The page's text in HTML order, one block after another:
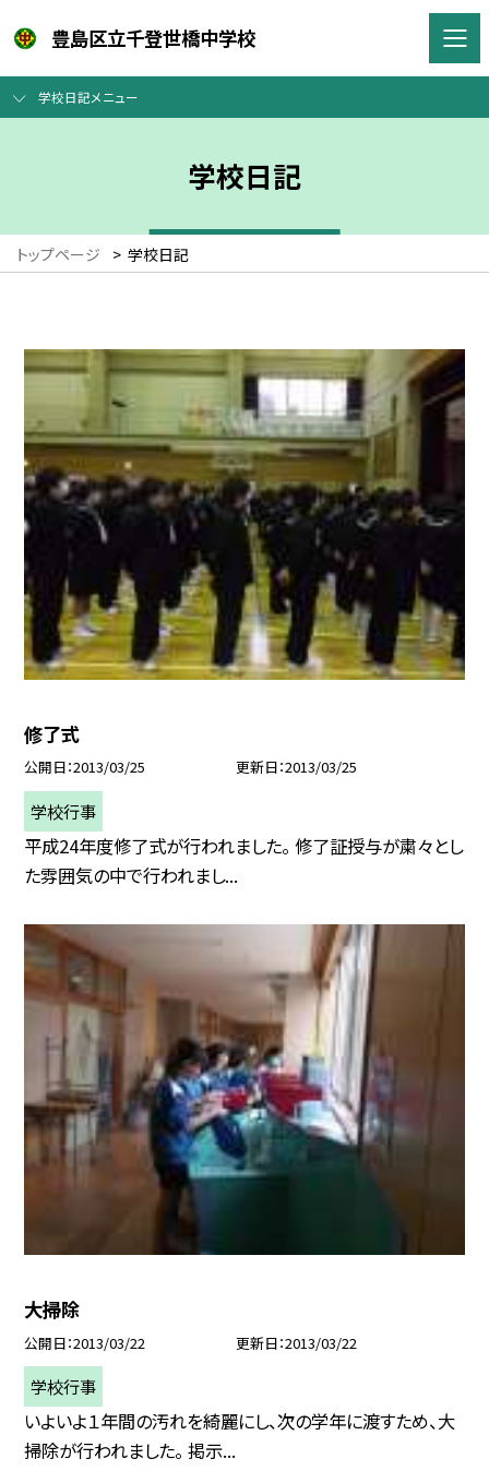
豊島区立千登世橋中学校
学校日記メニュー
学校日記
トップページ > 学校日記
修了式
公開日 2013/03/25 更新日 2013/03/25
学校行事
平成24年度修了式が行われました。 修了証授与が粛々とし
た雰囲気の中で行われまし...
大掃除
公開日 2013/03/22 更新日 2013/03/22
学校行事
いよいよ１年間の汚れを綺麗にし、次の学年に渡すため、大
掃除が行われました。 掲示...